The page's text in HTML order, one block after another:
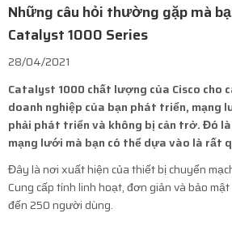
Những câu hỏi thường gặp mà
Catalyst 1000 Series
28/04/2021
Catalyst 1000 chất lượng của Cisco cho
doanh nghiệp của bạn phát triển, mạng
phải phát triển và không bị cản trở. Đó
mạng lưới mà bạn có thể dựa vào là rất
Đây là nơi xuất hiện của thiết bị chuyển
Cung cấp tính linh hoạt, đơn giản và bảo
đến 250 người dùng.